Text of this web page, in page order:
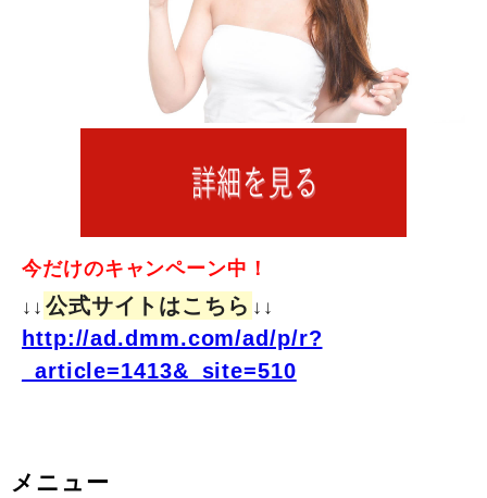
今だけのキャンペーン中！
↓↓ 公式サイトはこちら ↓↓
http://ad.dmm.com/ad/p/r?
_article=1413&_site=510
メニュー